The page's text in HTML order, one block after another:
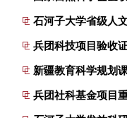
石河子大学省级人
兵团科技项目验收
新疆教育科学规划
兵团社科基金项目